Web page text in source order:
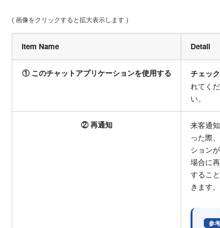
( 画像をクリックすると拡大表示します )
Item Name Detail
① このチャットアプリケーションを使用する チェック
れてく
い。
② 再通知
来客通
った際
ション
場合に
するこ
きます。
参考